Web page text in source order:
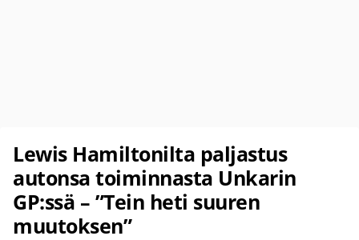
Lewis Hamiltonilta paljastus
autonsa toiminnasta Unkarin
GP:ssä – ”Tein heti suuren
muutoksen”